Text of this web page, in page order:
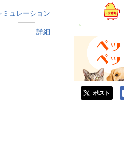
ミュレーション
詳細
ポスト